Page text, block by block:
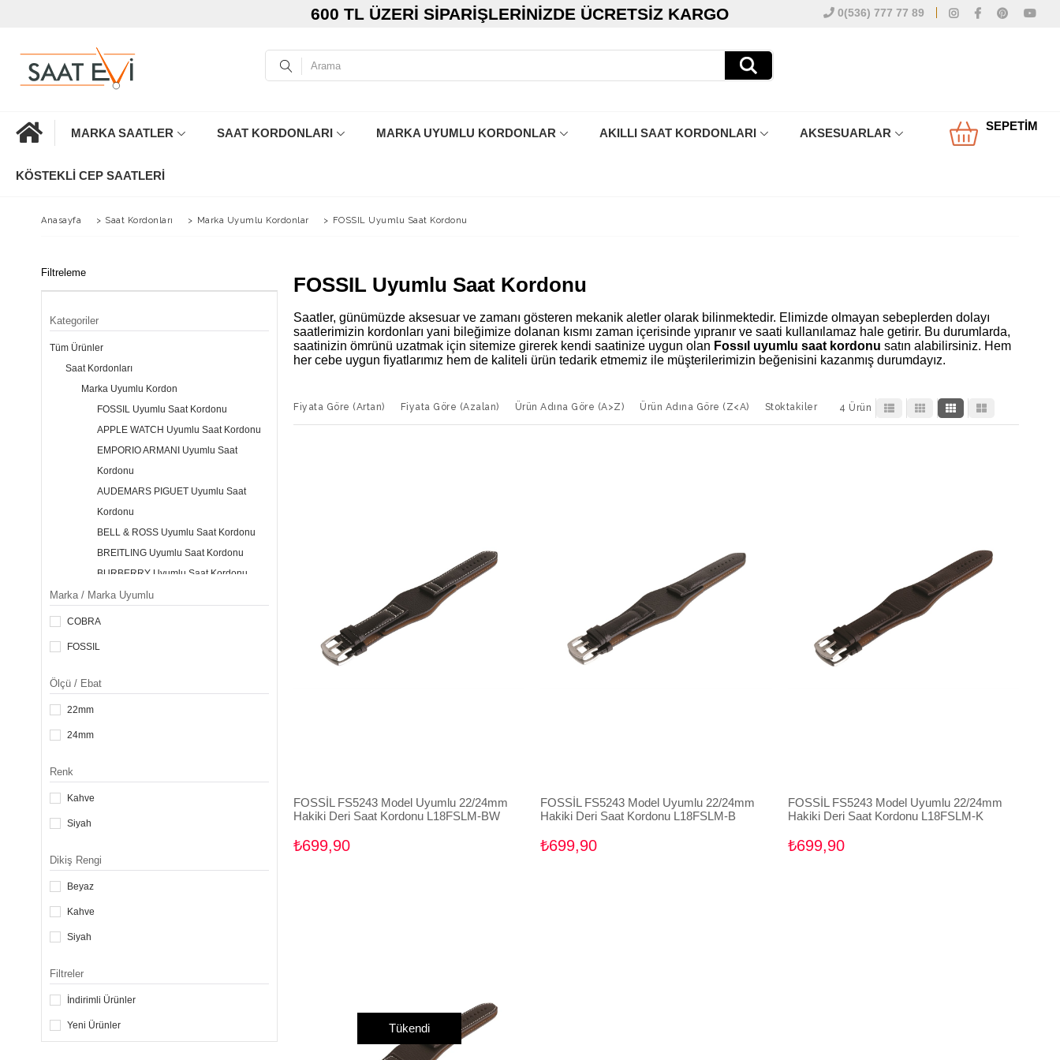
600 TL ÜZERI SIPARIŞLERINIZDE ÜCRETSIZ KARGO 0(536) 777 77 89
SEPETIM
MARKA SAATLER SAAT KORDONLARI MARKA UYUMLU KORDONLAR AKILLI SAAT KORDONLARI AKSESUARLAR
KÖSTEKLI CEP SAATLERI
Anasayfa > Saat Kordonları > Marka Uyumlu Kordonlar > FOSSIL Uyumlu Saat Kordonu
Filtreleme
Kategoriler
Tüm Ürünler
Saat Kordonları
Marka Uyumlu Kordon
FOSSIL Uyumlu Saat Kordonu
APPLE WATCH Uyumlu Saat Kordonu
EMPORIO ARMANI Uyumlu Saat
Kordonu
AUDEMARS PIGUET Uyumlu Saat
Kordonu
BELL & ROSS Uyumlu Saat Kordonu
BREITLING Uyumlu Saat Kordonu
BURBERRY Uyumlu Saat Kordonu
BVLGARI Uyumlu Saat Kordonu
DKNY Uyumlu Saat Kordonu
HUAWEI Uyumlu Saat Kordonu
NAUTICA Uyumlu Saat Kordonu
PANERAI Uyumlu Saat Kordonu
PORSCHE DESIGN Uyumlu Saat
Kordonu
Marka / Marka Uyumlu
COBRA
FOSSIL
Ölçü / Ebat
22mm
24mm
Renk
Kahve
Siyah
Dikiş Rengi
Beyaz
Kahve
Siyah
Filtreler
İndirimli Ürünler
Yeni Ürünler
FOSSIL Uyumlu Saat Kordonu
Saatler, günümüzde aksesuar ve zamanı gösteren mekanik aletler olarak bilinmektedir. Elimizde olmayan sebeplerden dolayı
saatlerimizin kordonları yani bileğimize dolanan kısmı zaman içerisinde yıpranır ve saati kullanılamaz hale getirir. Bu durumlarda,
saatinizin ömrünü uzatmak için sitemize girerek kendi saatinize uygun olan Fossıl uyumlu saat kordonu satın alabilirsiniz. Hem
her cebe uygun fiyatlarımız hem de kaliteli ürün tedarik etmemiz ile müşterilerimizin beğenisini kazanmış durumdayız.
Fossıl uyumlu saat kordonu
kategorisi altında iki ana kordon şeklimiz mevcuttur. Bu kordonlardan ilki silikon malzemeden
arasındaysa bu kordon tam uyum sağlayacaktır. Bileklik tarzına sahip olan kordonumuz genellikle erkek müşterilerimiz tarafından
daha sık tercih edilmektedir. Toka malzemesi çelik olan kordonumuzu sitemizden satın alabilirsiniz. İnternet sitemizdeki satın
alımlarda elli lira üzerine kargoyu ücretsiz olarak göndermekteyiz.
Fiyata Göre (Artan) Fiyata Göre (Azalan) Ürün Adına Göre (A>Z) Ürün Adına Göre (Z<A) Stoktakiler 4 Ürün
FOSSİL FS5243 Model Uyumlu 22/24mm
Hakiki Deri Saat Kordonu L18FSLM-BW
₺699,90
FOSSİL FS5243 Model Uyumlu 22/24mm
Hakiki Deri Saat Kordonu L18FSLM-B
₺699,90
FOSSİL FS5243 Model Uyumlu 22/24mm
Hakiki Deri Saat Kordonu L18FSLM-K
₺699,90
Tükendi